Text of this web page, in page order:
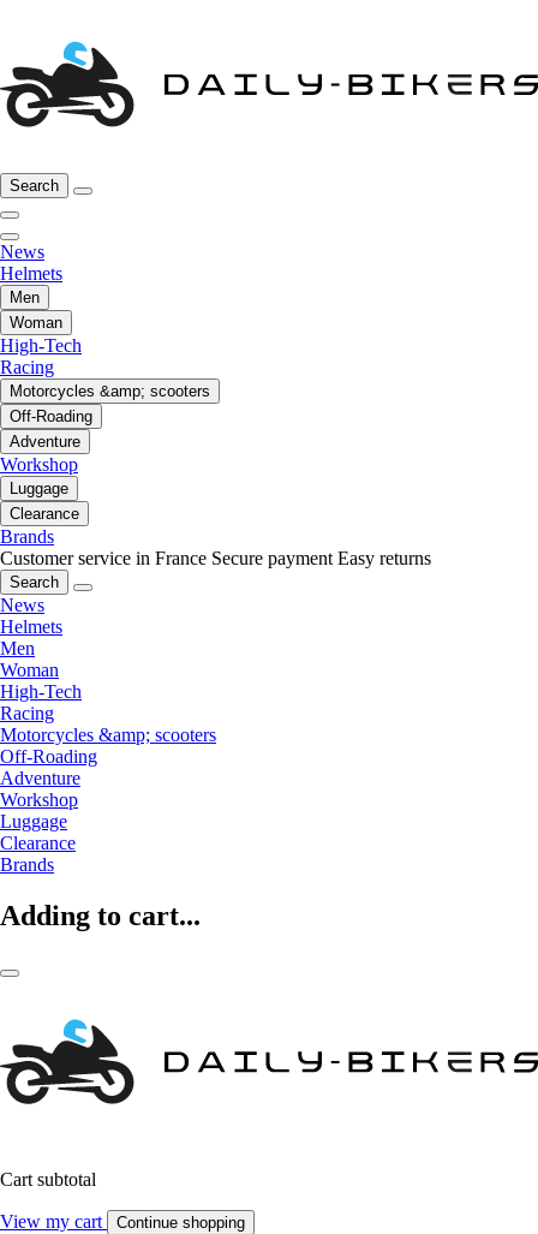
Search
News
Helmets
Men
Woman
High-Tech
Racing
Motorcycles &amp; scooters
Off-Roading
Adventure
Workshop
Luggage
Clearance
Brands
Customer service in France Secure payment Easy returns
Search
News
Helmets
Men
Woman
High-Tech
Racing
Motorcycles &amp; scooters
Off-Roading
Adventure
Workshop
Luggage
Clearance
Brands
Adding to cart...
Cart subtotal
View my cart Continue shopping